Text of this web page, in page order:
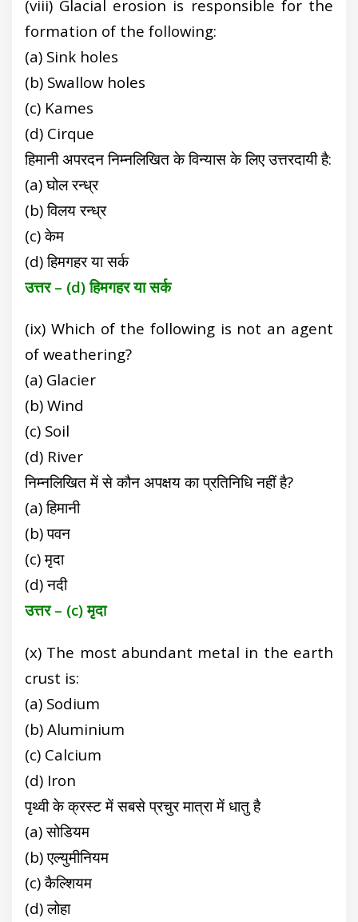
(viii) Glacial erosion is responsible for the
formation of the following:
(a) Sink holes
(b) Swallow holes
(c) Kames
(d) Cirque
हिमानी अपरदन निम्नलिखित के विन्यास के लिए उत्तरदायी है:
(a) घोल रन्ध्र
(b) विलय रन्ध्र
(c) केम
(d) हिमगहर या सर्क
उत्तर – (d) हिमगहर या सर्क
(ix) Which of the following is not an agent
of weathering?
(a) Glacier
(b) Wind
(c) Soil
(d) River
निम्नलिखित में से कौन अपक्षय का प्रतिनिधि नहीं है?
(a) हिमानी
(b) पवन
(c) मृदा
(d) नदी
उत्तर – (c) मृदा
(x) The most abundant metal in the earth
crust is:
(a) Sodium
(b) Aluminium
(c) Calcium
(d) Iron
पृथ्वी के क्रस्ट में सबसे प्रचुर मात्रा में धातु है
(a) सोडियम
(b) एल्युमीनियम
(c) कैल्शियम
(d) लोहा